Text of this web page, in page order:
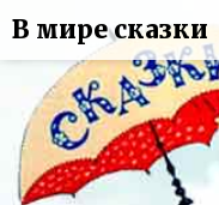
В мире сказки